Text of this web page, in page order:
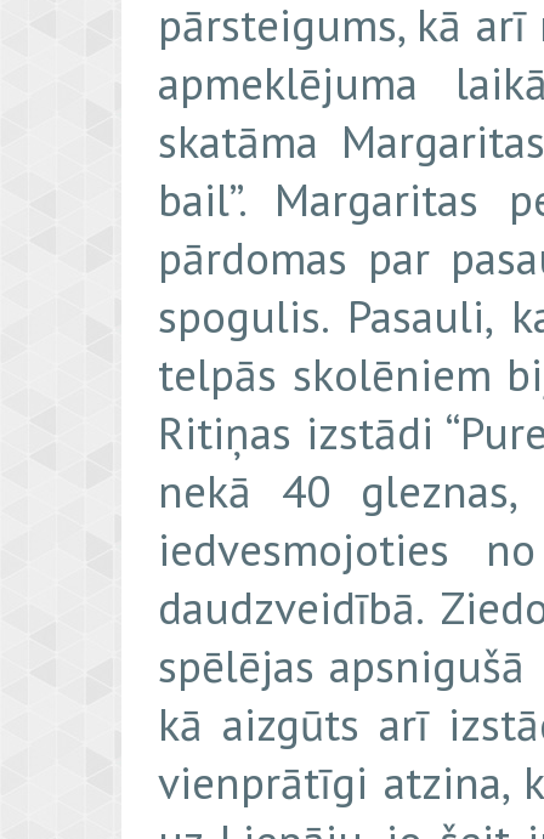
pārsteigums, kā
apmeklējuma
skatāma
bail”. Margaritas
pārdomas par
spogulis. Pasauli,
telpās skolēniem
Ritiņas izstādi
nekā 40
iedvesmojoties
daudzveidībā.
spēlējas
kā aizgūts arī
vienprātīgi atzina,